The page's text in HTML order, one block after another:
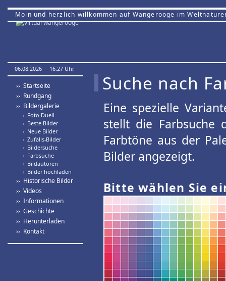
Moin und herzlich willkommen auf Wangerooge im
06.08.2026 · 16:27 Uhr.
›› Startseite
›› Rundgang
›› Bildergalerie
› Foto-Duell
› Beste Bilder
› Neue Bilder
› Zufalls-Bilder
› Bildersuche
› Farbsuche
› Bildautoren
› Bilder hochladen
›› Historische Bilder
›› Videos
›› Informationen
›› Geschichte
›› Herunterladen
›› Kontakt
Suche nach
Eine spezielle
stellt die Farbsuche
Farbtöne aus der
Bilder angezeigt.
Bitte wählen Sie